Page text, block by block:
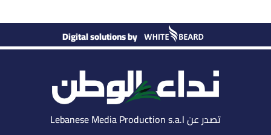
Digital solutions by
تصدر عن Lebanese Media Production s.a.l